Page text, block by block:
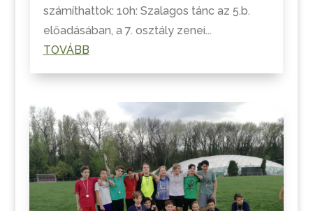
számíthattok: 10h: Szalagos tánc az 5.b.
előadásában, a 7. osztály zenei...
TOVÁBB